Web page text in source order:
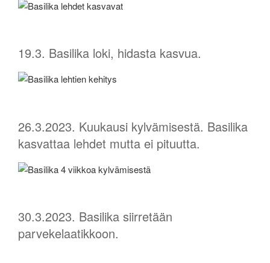
19.3. Basilika loki, hidasta kasvua.
26.3.2023. Kuukausi kylvämisestä. Basilika
kasvattaa lehdet mutta ei pituutta.
30.3.2023. Basilika siirretään
parvekelaatikkoon.